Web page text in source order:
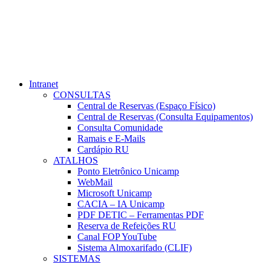
Intranet
CONSULTAS
Central de Reservas (Espaço Físico)
Central de Reservas (Consulta Equipamentos)
Consulta Comunidade
Ramais e E-Mails
Cardápio RU
ATALHOS
Ponto Eletrônico Unicamp
WebMail
Microsoft Unicamp
CACIA – IA Unicamp
PDF DETIC – Ferramentas PDF
Reserva de Refeições RU
Canal FOP YouTube
Sistema Almoxarifado (CLIF)
SISTEMAS